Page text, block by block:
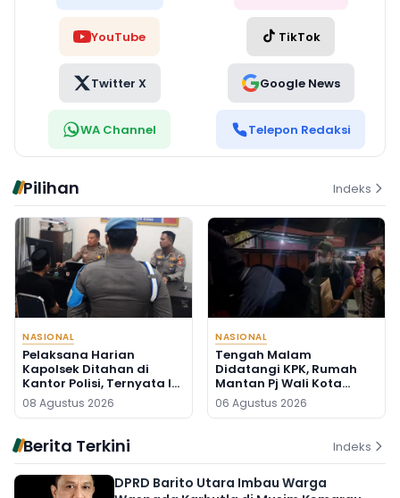
YouTube TikTok
Twitter X Google News
WA Channel Telepon Redaksi
Pilihan Indeks
NASIONAL
Pelaksana Harian
Kapolsek Ditahan di
Kantor Polisi, Ternyata Ini
Penyebabnya
08 Agustus 2026
NASIONAL
Tengah Malam
Didatangi KPK, Rumah
Mantan Pj Wali Kota
Digeledah, Empat Koper
Dibawa
06 Agustus 2026
Berita Terkini Indeks
DPRD Barito Utara Imbau Warga